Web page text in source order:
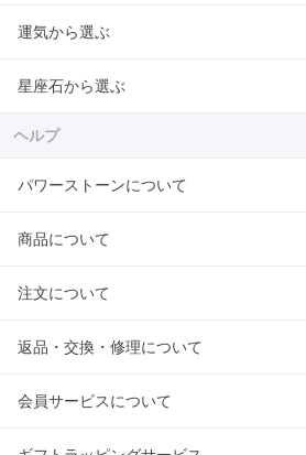
運気から選ぶ
星座石から選ぶ
ヘルプ
パワーストーンについて
商品について
注文について
返品・交換・修理について
会員サービスについて